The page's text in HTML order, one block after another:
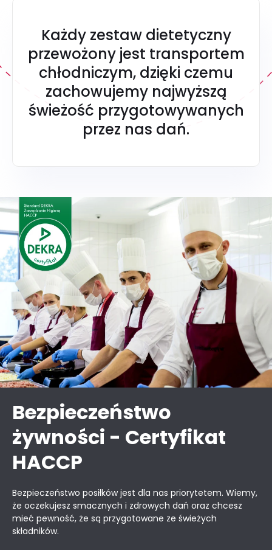
Każdy zestaw dietetyczny
przewożony jest transportem
chłodniczym, dzięki czemu
zachowujemy najwyższą
świeżość przygotowywanych
przez nas dań.
Bezpieczeństwo
żywności - Certyfikat
HACCP
Bezpieczeństwo posiłków jest dla nas priorytetem. Wiemy,
że oczekujesz smacznych i zdrowych dań oraz chcesz
mieć pewność, że są przygotowane ze świeżych
składników.